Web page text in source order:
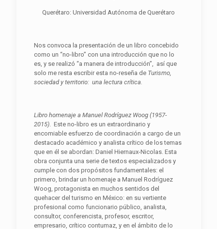
Querétaro: Universidad Autónoma de Querétaro
Nos convoca la presentación de un libro concebido
como un “no-libro” con una introducción que no lo
es, y se realizó “a manera de introducción”, así que
solo me resta escribir esta no-reseña de Turismo,
sociedad y territorio: una lectura crítica.
Libro homenaje a Manuel Rodríguez Woog (1957-
2015). Este no-libro es un extraordinario y
encomiable esfuerzo de coordinación a cargo de un
destacado académico y analista crítico de los temas
que en él se abordan: Daniel Hiernaux-Nicolas. Esta
obra conjunta una serie de textos especializados y
cumple con dos propósitos fundamentales: el
primero, brindar un homenaje a Manuel Rodríguez
Woog, protagonista en muchos sentidos del
quehacer del turismo en México: en su vertiente
profesional como funcionario público, analista,
consultor, conferencista, profesor, escritor,
empresario, crítico contumaz, y en el ámbito de lo